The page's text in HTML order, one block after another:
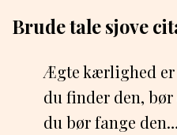
Brude tale sjove
Ægte kærlighed er
du finder den,
du bør fange